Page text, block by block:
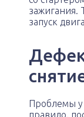
зажигания.
запуск
Проблемы у
правило,